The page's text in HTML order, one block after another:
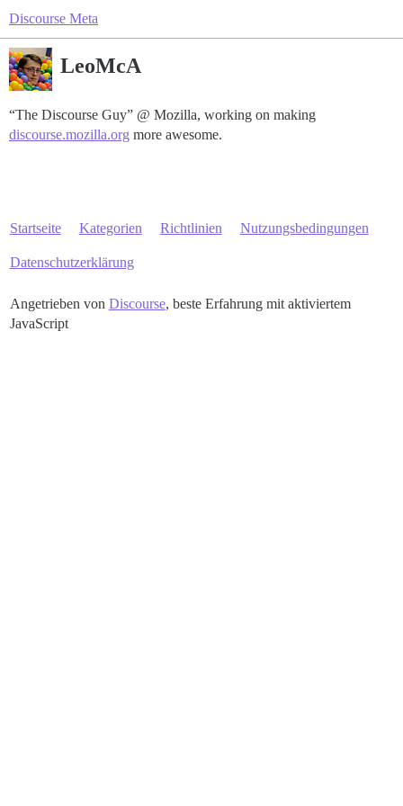
Discourse Meta
LeoMcA
“The Discourse Guy” @ Mozilla, working on making
discourse.mozilla.org more awesome.
Startseite Kategorien Richtlinien Nutzungsbedingungen
Datenschutzerklärung
Angetrieben von Discourse, beste Erfahrung mit aktiviertem
JavaScript